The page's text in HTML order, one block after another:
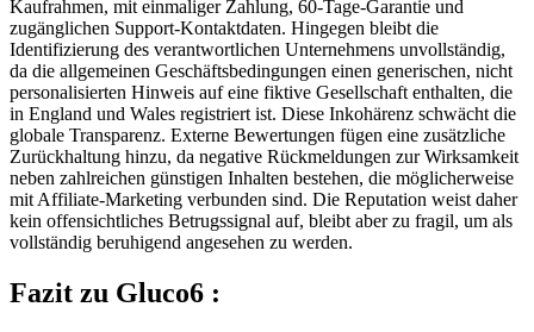
zugänglichen Support-Kontaktdaten. Hingegen bleibt die
Identifizierung des verantwortlichen Unternehmens unvollständig,
da die allgemeinen Geschäftsbedingungen einen generischen, nicht
personalisierten Hinweis auf eine fiktive Gesellschaft enthalten, die
in England und Wales registriert ist. Diese Inkohärenz schwächt die
globale Transparenz. Externe Bewertungen fügen eine zusätzliche
Zurückhaltung hinzu, da negative Rückmeldungen zur Wirksamkeit
neben zahlreichen günstigen Inhalten bestehen, die möglicherweise
mit Affiliate-Marketing verbunden sind. Die Reputation weist daher
kein offensichtliches Betrugssignal auf, bleibt aber zu fragil, um als
vollständig beruhigend angesehen zu werden.